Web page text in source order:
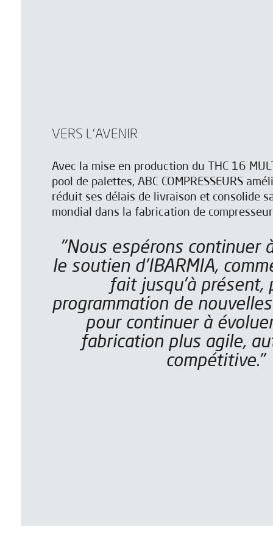
VERS L'AVENIR
Avec la mise en production du THC 16
pool de palettes, ABC COMPRESSEURS
réduit ses délais de livraison et consolide
mondial dans la fabrication de
"Nous espérons continuer à compter sur
le soutien d'IBARMIA,
fait jusqu'à présent,
programmation de
pour continuer à
fabrication plus agile,
compétitive."